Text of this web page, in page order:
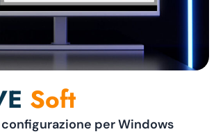
Soft
per Windows